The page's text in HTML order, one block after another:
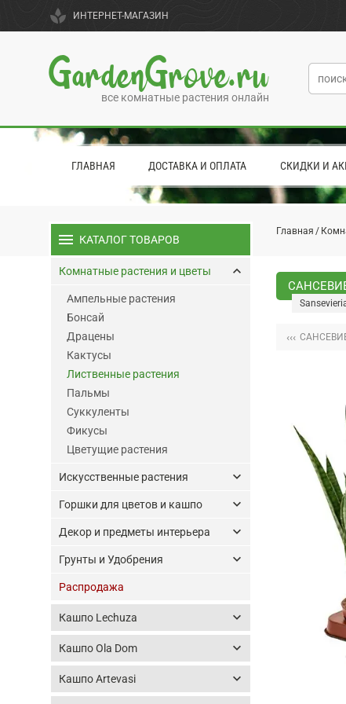
spa ИНТЕРНЕТ-МАГАЗИН
GardenGrove.ru
все комнатные растения онлайн
ГЛАВНАЯ ДОСТАВКА И ОПЛАТА СКИДКИ И
Главная
‹‹‹
menu КАТАЛОГ ТОВАРОВ
Комнатные растения и цветы keyboard_arrow_up
Ампельные растения
Бонсай
Драцены
Кактусы
Лиственные растения
Пальмы
Суккуленты
Фикусы
Цветущие растения
Искусственные растения keyboard_arrow_down
Горшки для цветов и кашпо keyboard_arrow_down
Декор и предметы интерьера keyboard_arrow_down
Грунты и Удобрения keyboard_arrow_down
Распродажа
Кашпо Lechuza keyboard_arrow_down
Кашпо Ola Dom keyboard_arrow_down
Кашпо Artevasi keyboard_arrow_down